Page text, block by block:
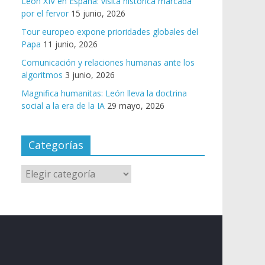
por el fervor 15 junio, 2026
Tour europeo expone prioridades globales del
Papa 11 junio, 2026
Comunicación y relaciones humanas ante los
algoritmos 3 junio, 2026
Magnifica humanitas: León lleva la doctrina
social a la era de la IA 29 mayo, 2026
Categorías